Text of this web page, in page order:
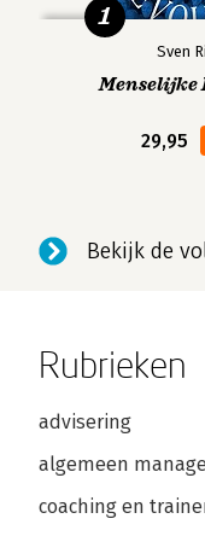
Sven
Menselijke
29,95
1
Bekijk de
Rubrieken
advisering
algemeen
coaching en